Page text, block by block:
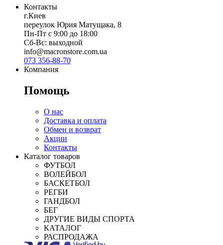
Контакты
г.Киев
переулок Юрия Матущака, 8
Пн-Пт с 9:00 до 18:00
Сб-Вс: выходной
info@macronstore.com.ua
073 356-88-70
Компания
Помощь
О нас
Доставка и оплата
Обмен и возврат
Акции
Контакты
Каталог товаров
ФУТБОЛ
ВОЛЕЙБОЛ
БАСКЕТБОЛ
РЕГБИ
ГАНДБОЛ
БЕГ
ДРУГИЕ ВИДЫ СПОРТА
КАТАЛОГ
РАСПРОДАЖА